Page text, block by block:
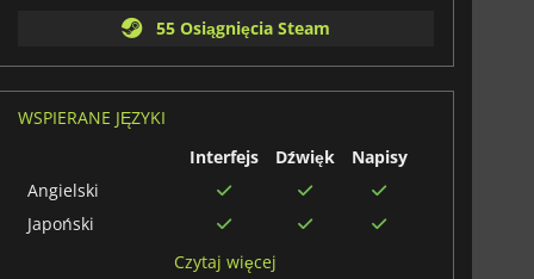
55 Osiągnięcia Steam
WSPIERANE JĘZYKI
Interfejs
Dźwięk
Napisy
Angielski
Japoński
Czytaj więcej